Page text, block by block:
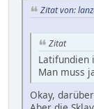
Zitat von:
Zitat
Latifundien
Man muss
Okay,